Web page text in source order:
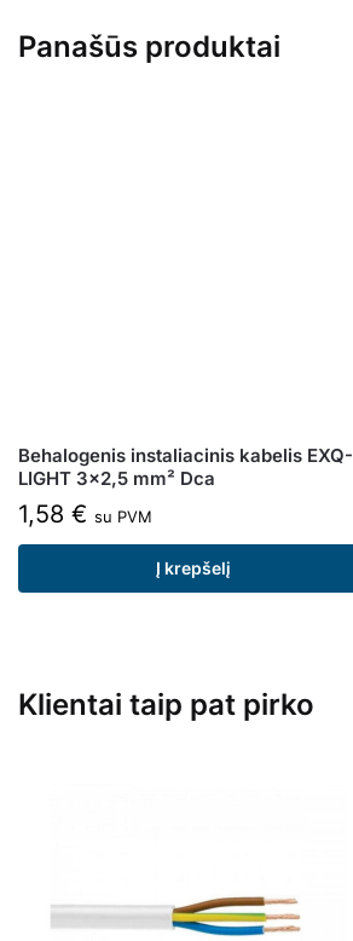
Panašūs produktai
Behalogenis instaliacinis kabelis EXQ-
LIGHT 3×2,5 mm² Dca
1,58 € su PVM
Į krepšelį
Klientai taip pat pirko